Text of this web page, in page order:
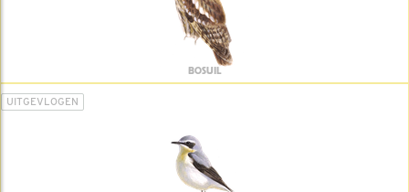
BOSUIL
UITGEVLOGEN